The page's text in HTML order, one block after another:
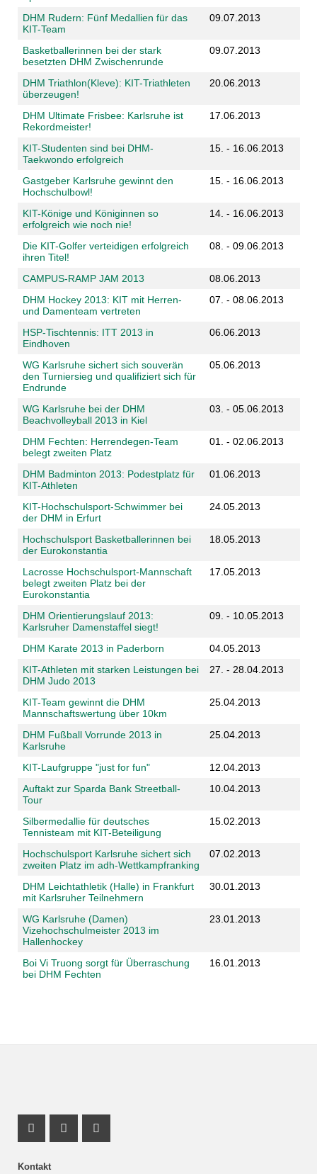
DHM Rudern: Fünf Medallien für das
KIT-Team
09.07.2013
Basketballerinnen bei der stark
besetzten DHM Zwischenrunde
09.07.2013
DHM Triathlon(Kleve): KIT-Triathleten
überzeugen!
20.06.2013
DHM Ultimate Frisbee: Karlsruhe ist
Rekordmeister!
17.06.2013
KIT-Studenten sind bei DHM-
Taekwondo erfolgreich
15. - 16.06.2013
Gastgeber Karlsruhe gewinnt den
Hochschulbowl!
15. - 16.06.2013
KIT-Könige und Königinnen so
erfolgreich wie noch nie!
14. - 16.06.2013
Die KIT-Golfer verteidigen erfolgreich
ihren Titel!
08. - 09.06.2013
CAMPUS-RAMP JAM 2013
08.06.2013
DHM Hockey 2013: KIT mit Herren-
und Damenteam vertreten
07. - 08.06.2013
HSP-Tischtennis: ITT 2013 in
Eindhoven
06.06.2013
WG Karlsruhe sichert sich souverän
den Turniersieg und qualifiziert sich für
Endrunde
05.06.2013
WG Karlsruhe bei der DHM
Beachvolleyball 2013 in Kiel
03. - 05.06.2013
DHM Fechten: Herrendegen-Team
belegt zweiten Platz
01. - 02.06.2013
DHM Badminton 2013: Podestplatz für
KIT-Athleten
01.06.2013
KIT-Hochschulsport-Schwimmer bei
der DHM in Erfurt
24.05.2013
Hochschulsport Basketballerinnen bei
der Eurokonstantia
18.05.2013
Lacrosse Hochschulsport-Mannschaft
belegt zweiten Platz bei der
Eurokonstantia
17.05.2013
DHM Orientierungslauf 2013:
Karlsruher Damenstaffel siegt!
09. - 10.05.2013
DHM Karate 2013 in Paderborn
04.05.2013
KIT-Athleten mit starken Leistungen bei
DHM Judo 2013
27. - 28.04.2013
KIT-Team gewinnt die DHM
Mannschaftswertung über 10km
25.04.2013
DHM Fußball Vorrunde 2013 in
Karlsruhe
25.04.2013
KIT-Laufgruppe "just for fun"
12.04.2013
Auftakt zur Sparda Bank Streetball-
Tour
10.04.2013
Silbermedallie für deutsches
Tennisteam mit KIT-Beteiligung
15.02.2013
Hochschulsport Karlsruhe sichert sich
zweiten Platz im adh-Wettkampfranking
07.02.2013
DHM Leichtathletik (Halle) in Frankfurt
mit Karlsruher Teilnehmern
30.01.2013
WG Karlsruhe (Damen)
Vizehochschulmeister 2013 im
Hallenhockey
23.01.2013
Boi Vi Truong sorgt für Überraschung
bei DHM Fechten
16.01.2013
Kontakt
Instagram Profil
Instagram Profil
Youtube Profil